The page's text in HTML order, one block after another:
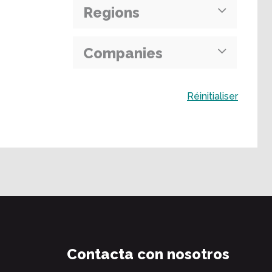
Regions
Companies
Réinitialiser
Contacta con nosotros